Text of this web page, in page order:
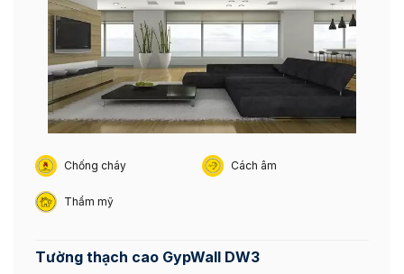
Chống cháy Cách âm
Thẩm mỹ
Tường thạch cao GypWall DW3